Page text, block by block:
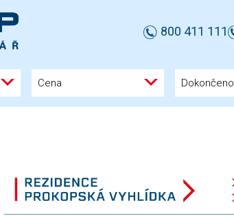
800 411 111
Cena Dokončeno